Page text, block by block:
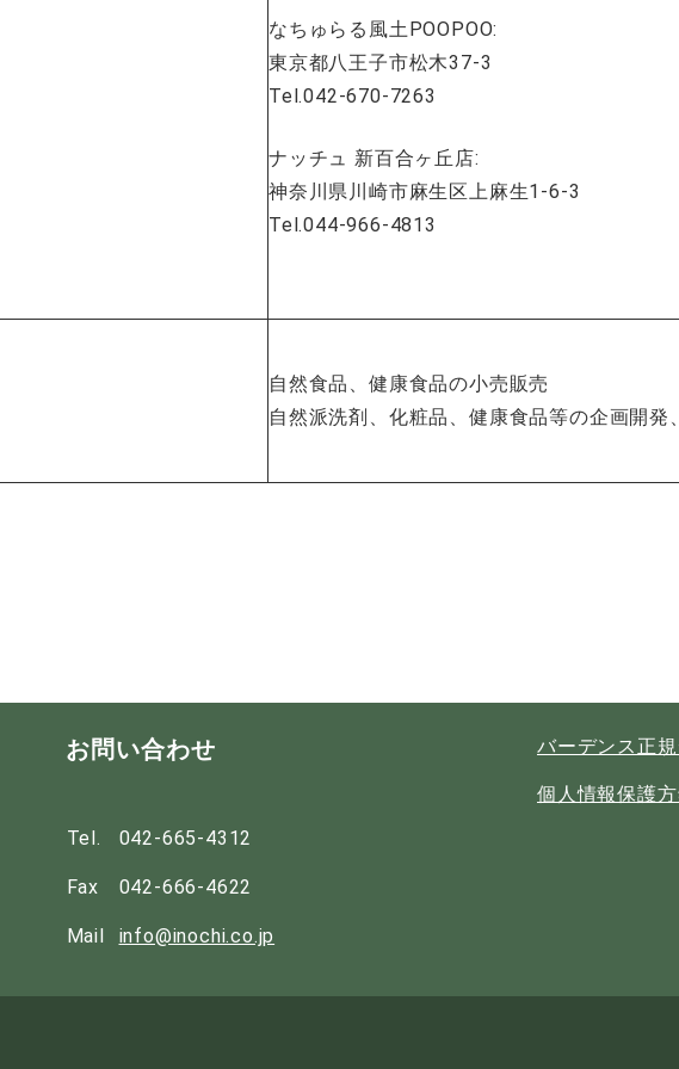
なちゅらる風土POOPOO:
東京都八王子市松木37-3
Tel.042-670-7263
ナッチュ 新百合ヶ丘店:
神奈川県川崎市麻生区上麻生1-6-3
Tel.044-966-4813
自然食品、健康食品の小売販売
自然派洗剤、化粧品、健康食品等の企画開発
お問い合わせ
Tel. 042-665-4312
Fax 042-666-4622
Mail info@inochi.co.jp
バーデンス正
個人情報保護